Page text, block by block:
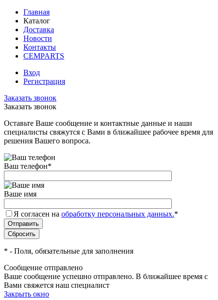
Главная
Каталог
Доставка
Новости
Контакты
CEMPARTS
Вход
Регистрация
Заказать звонок
Заказать звонок
Оставьте Ваше сообщение и контактные данные и наши
специалисты свяжутся с Вами в ближайшее рабочее время для
решения Вашего вопроса.
Ваш телефон*
Ваше имя
Я согласен на обработку персональных данных.*
* - Поля, обязательные для заполнения
Сообщение отправлено
Ваше сообщение успешно отправлено. В ближайшее время с
Вами свяжется наш специалист
Закрыть окно